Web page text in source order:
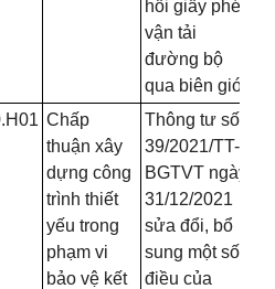
hồi giấy phép
vận tải
đường bộ
qua biên giới
Chấp
thuận xây
dựng công
trình thiết
yếu trong
phạm vi
bảo vệ kết
Thông tư số
39/2021/TT-
BGTVT ngày
31/12/2021
sửa đổi, bổ
sung một số
điều của